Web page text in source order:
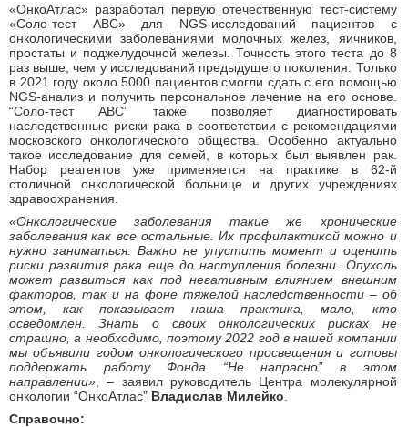
«ОнкоАтлас» разработал первую отечественную тест-систему
«Соло-тест АВС» для NGS-исследований пациентов с
онкологическими заболеваниями молочных желез, яичников,
простаты и поджелудочной железы. Точность этого теста до 8
раз выше, чем у исследований предыдущего поколения. Только
в 2021 году около 5000 пациентов смогли сдать с его помощью
NGS-анализ и получить персональное лечение на его основе.
“Соло-тест АВС” также позволяет диагностировать
наследственные риски рака в соответствии с рекомендациями
московского онкологического общества. Особенно актуально
такое исследование для семей, в которых был выявлен рак.
Набор реагентов уже применяется на практике в 62-й
столичной онкологической больнице и других учреждениях
здравоохранения.
«Онкологические заболевания такие же хронические
заболевания как все остальные. Их профилактикой можно и
нужно заниматься. Важно не упустить момент и оценить
риски развития рака еще до наступления болезни. Опухоль
может развиться как под негативным влиянием внешним
факторов, так и на фоне тяжелой наследственности – об
этом, как показывает наша практика, мало, кто
осведомлен. Знать о своих онкологических рисках не
страшно, а необходимо, поэтому 2022 год в нашей компании
мы объявили годом онкологического просвещения и готовы
поддержать работу Фонда “Не напрасно” в этом
направлении» , – заявил руководитель Центра молекулярной
онкологии “ОнкоАтлас” Владислав Милейко
Справочно: